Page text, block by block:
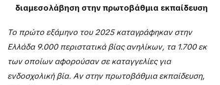
διαμεσολάβηση στην πρωτοβάθμια εκπαίδευση
Το πρώτο εξάμηνο του 2025 καταγράφηκαν στην
Ελλάδα 9.000 περιστατικά βίας ανηλίκων, τα 1.700 εκ
των οποίων αφορούσαν σε καταγγελίες για
ενδοσχολική βία. Αν στην πρωτοβάθμια εκπαίδευση,